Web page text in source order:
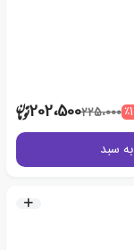
225،000202،500
سبد